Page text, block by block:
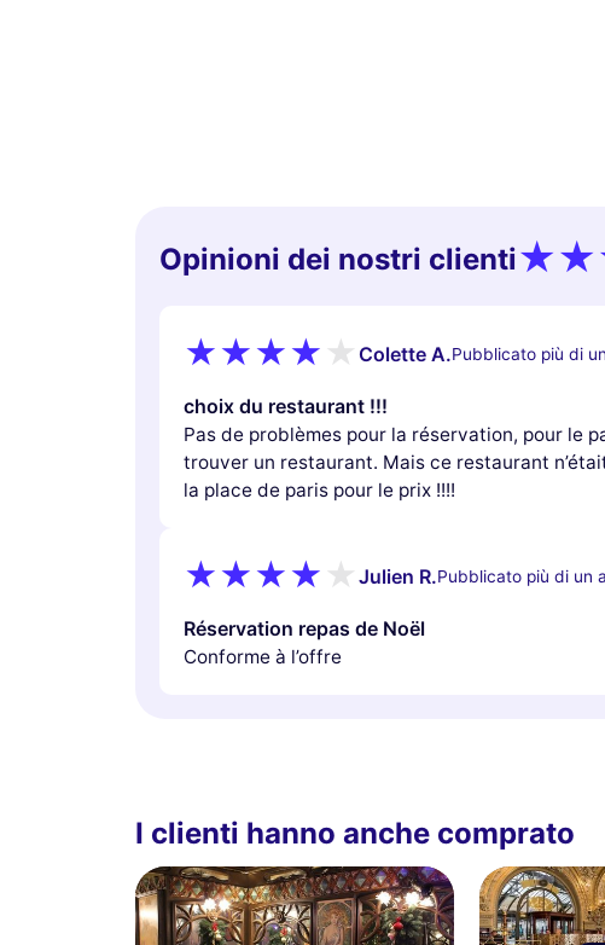
Opinioni dei nostri clienti
Colette A.Pubblicato più di
choix du restaurant !!!
Pas de problèmes pour la réservation, pour le
trouver un restaurant. Mais ce restaurant
la place de paris pour le prix !!!!
Julien R.Pubblicato più di un
Réservation repas de Noël
Conforme à l’offre
I clienti hanno anche comprato